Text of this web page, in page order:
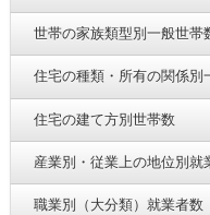
世帯の家族類型別一般世帯
住宅の種類・所有の関係別
住宅の建て方別世帯数
産業別・従業上の地位別就
職業別（大分類）就業者数